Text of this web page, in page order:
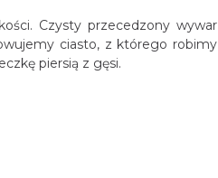
Czysty przecedzony wywar
ciasto, z którego robimy
piersią z gęsi.